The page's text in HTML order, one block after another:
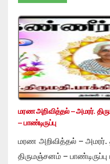
மரண அறிவித்தல் – அமரர்.
– பாண்டிருப்பு
மரண அறிவித்தல் – அமரர்.
திருமஞ்சனம் – பாண்டிருப்பு